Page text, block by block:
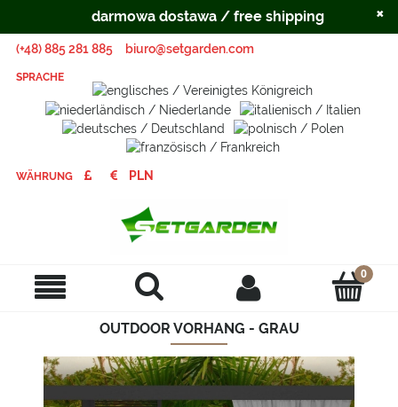
(+48) 885 281 885 biuro@setgarden.com
SPRACHE
WÄHRUNG
OUTDOOR VORHANG - GRAU
darmowa dostawa / free shipping ×